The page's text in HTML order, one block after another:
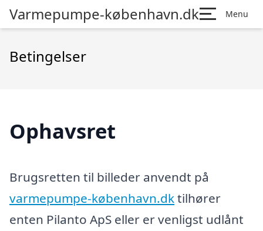
Varmepumpe-københavn.dk Menu
Betingelser
Ophavsret
Brugsretten til billeder anvendt på
varmepumpe-københavn.dktilhører
enten Pilanto ApS eller er venligst udlånt